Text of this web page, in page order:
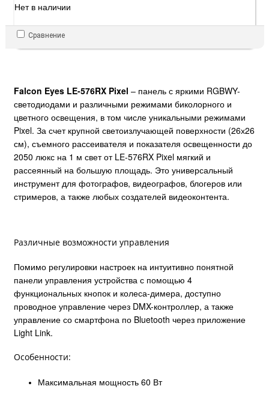
Нет в наличии
Сравнение
Falcon Eyes LE-576RX Pixel – панель с яркими RGBWY-
светодиодами и различными режимами биколорного и
цветного освещения, в том числе уникальными режимами
Pixel. За счет крупной светоизлучающей поверхности (26х26
см), съемного рассеивателя и показателя освещенности до
2050 люкс на 1 м свет от LE-576RX Pixel мягкий и
рассеянный на большую площадь. Это универсальный
инструмент для фотографов, видеографов, блогеров или
стримеров, а также любых создателей видеоконтента.
Различные возможности управления
Помимо регулировки настроек на интуитивно понятной
панели управления устройства с помощью 4
функциональных кнопок и колеса-димера, доступно
проводное управление через DMX-контроллер, а также
управление со смартфона по Bluetooth через приложение
Light Link.
Особенности:
Максимальная мощность 60 Вт